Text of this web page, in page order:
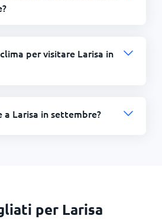
per visitare Larisa in
a Larisa in settembre?
per Larisa